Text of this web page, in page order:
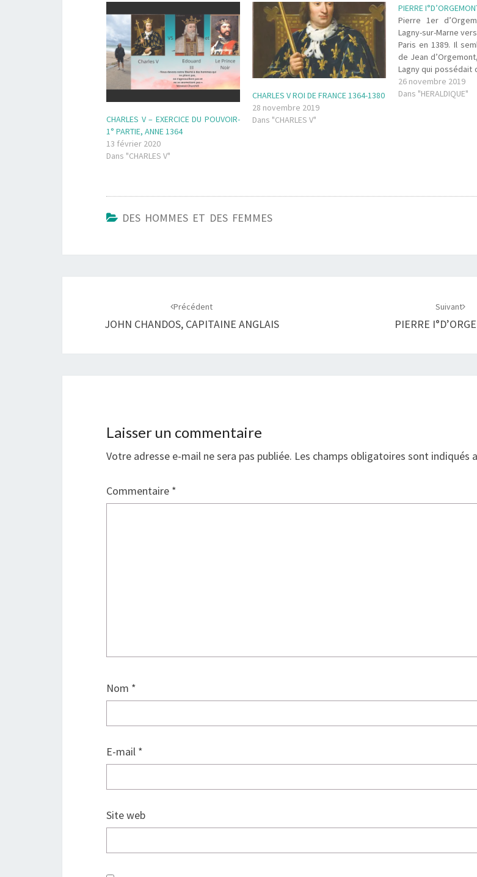
CHARLES V – EXERCICE DU POUVOIR-
1° PARTIE, ANNE 1364
13 février 2020
Dans "CHARLES V"
CHARLES V ROI DE FRANCE 1364-1380
28 novembre 2019
Dans "CHARLES V"
PIERRE
Pierre 1er
Lagny-sur-Marne
Paris en 1389. Il
de Jean
Lagny qui possédait
à Paris, rue Saint-
études de juriste et
26 novembre 2019
Dans "HERALDIQUE"
DES HOMMES ET DES FEMMES
Précédent
JOHN CHANDOS, CAPITAINE ANGLAIS
Suivant
PIERRE
Laisser un commentaire
Votre adresse e-mail ne sera pas publiée. Les champs obligatoires sont indiqués
Commentaire *
Nom *
E-mail *
Site web